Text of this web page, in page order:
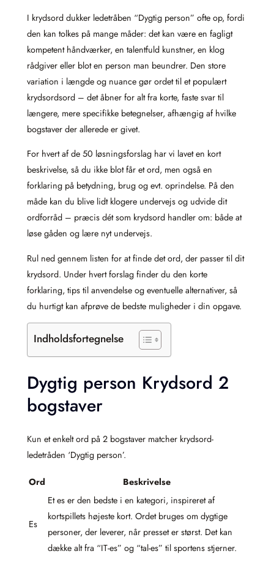
I krydsord dukker ledetråben “Dygtig person” ofte op, fordi
den kan tolkes på mange måder: det kan være en fagligt
kompetent håndværker, en talentfuld kunstner, en klog
rådgiver eller blot en person man beundrer. Den store
variation i længde og nuance gør ordet til et populært
krydsordsord – det åbner for alt fra korte, faste svar til
længere, mere specifikke betegnelser, afhængig af hvilke
bogstaver der allerede er givet.
For hvert af de 50 løsningsforslag har vi lavet en kort
beskrivelse, så du ikke blot får et ord, men også en
forklaring på betydning, brug og evt. oprindelse. På den
måde kan du blive lidt klogere undervejs og udvide dit
ordforråd – præcis dét som krydsord handler om: både at
løse gåden og lære nyt undervejs.
Rul ned gennem listen for at finde det ord, der passer til dit
krydsord. Under hvert forslag finder du den korte
forklaring, tips til anvendelse og eventuelle alternativer, så
du hurtigt kan afprøve de bedste muligheder i din opgave.
Indholdsfortegnelse
Dygtig person Krydsord 2
bogstaver
Kun et enkelt ord på 2 bogstaver matcher krydsord-
ledetråden ‘Dygtig person’.
Ord Beskrivelse
Es
Et es er den bedste i en kategori, inspireret af
kortspillets højeste kort. Ordet bruges om dygtige
personer, der leverer, når presset er størst. Det kan
dække alt fra “IT-es” og “tal-es” til sportens stjerner.